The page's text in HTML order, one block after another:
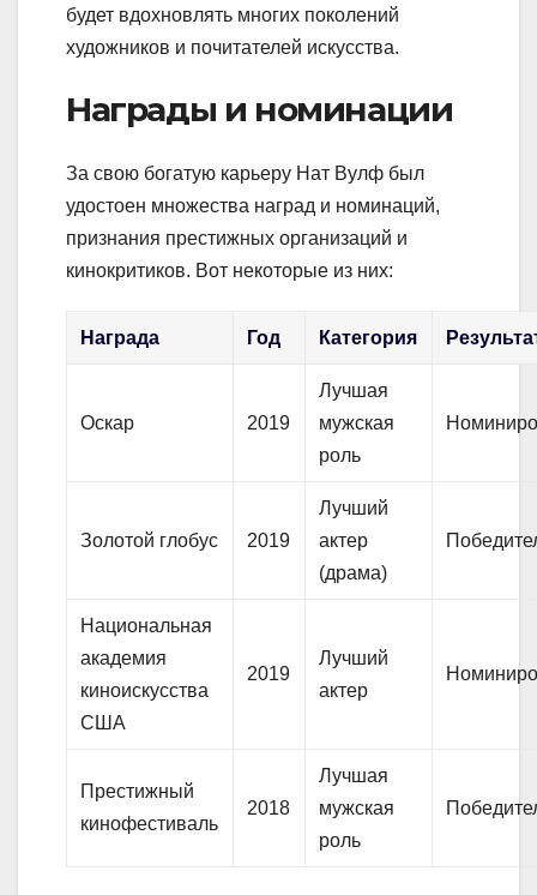
будет вдохновлять многих поколений
художников и почитателей искусства.
Награды и номинации
За свою богатую карьеру Нат Вулф был
удостоен множества наград и номинаций,
признания престижных организаций и
кинокритиков. Вот некоторые из них:
Награда Год Категория
Оскар 2019
Лучшая
мужская
роль
Золотой глобус 2019
Лучший
актер
(драма)
Национальная
академия
киноискусства
США
2019
Лучший
актер
Престижный
кинофестиваль
2018
Лучшая
мужская
роль